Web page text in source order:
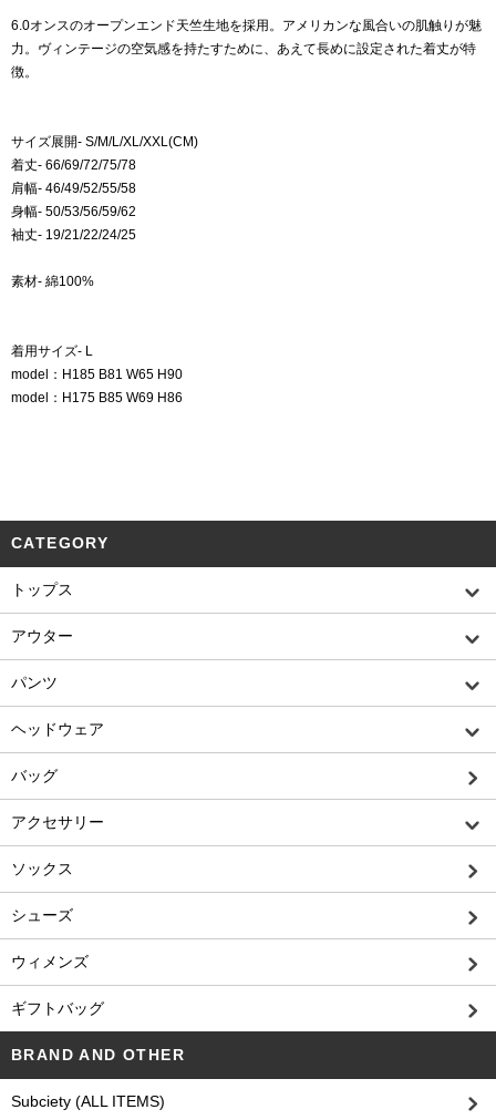
6.0オンスのオープンエンド天竺生地を採用。アメリカンな風合いの肌触りが魅
力。ヴィンテージの空気感を持たすために、あえて長めに設定された着丈が特
徴。
サイズ展開- S/M/L/XL/XXL(CM)
着丈- 66/69/72/75/78
肩幅- 46/49/52/55/58
身幅- 50/53/56/59/62
袖丈- 19/21/22/24/25
素材- 綿100%
着用サイズ- L
model：H185 B81 W65 H90
model：H175 B85 W69 H86
CATEGORY
トップス
アウター
パンツ
ヘッドウェア
バッグ
アクセサリー
ソックス
シューズ
ウィメンズ
ギフトバッグ
BRAND AND OTHER
Subciety (ALL ITEMS)